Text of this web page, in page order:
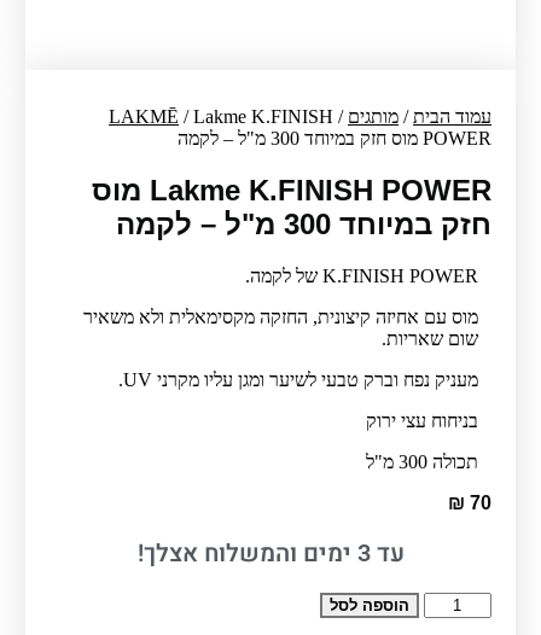
עמוד הבית/ מותגים /
LAKMĒ / Lakme K.FINISH
POWER מוס חזק במיוחד 300 מ"ל – לקמה
Lakme K.FINISH POWER מוס
חזק במיוחד 300 מ"ל – לקמה
K.FINISH POWER של לקמה.
מוס עם אחיזה קיצונית, החזקה מקסימאלית ולא משאיר
שום שאריות.
מעניק נפח וברק טבעי לשיער ומגן עליו מקרני UV.
בניחוח עצי ירוק
תכולה 300 מ"ל
₪ 70
עד3 ימים והמשלוח אצלך!
כמות
של
הוספה לסל